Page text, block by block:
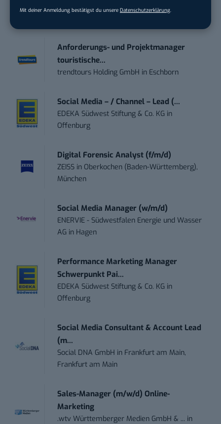
Mit deiner Anmeldung bestätigst du unsere Datenschutzerklärung.
Social Media Content Creator (m/w/d)
Anforderungs- und Projektmanager
touristische...
trendtours Holding GmbH in Eschborn
Social Media – / Channel – Lead (...
EDEKA Südwest Stiftung & Co. KG in
Offenburg
Digital Forensic Analyst (f/m/d)
ZEISS in Oberkochen (Baden-Württemberg),
München
Social Media Manager (w/m/d)
ENERVIE - Südwestfalen Energie und Wasser
AG in Hagen
Performance Marketing Manager
Schwerpunkt Pai...
EDEKA Südwest Stiftung & Co. KG in
Offenburg
Social Media Consultant & Account Lead
(m...
Social DNA GmbH in Frankfurt am Main,
Frankfurt am Main
Sales-Manager (m/w/d) Online-
Marketing
.wtv Württemberger Medien GmbH & ... in